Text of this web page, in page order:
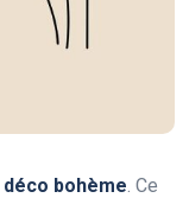
déco bohème . Ce